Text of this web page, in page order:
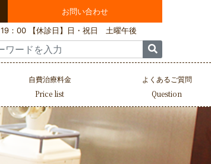
お問い合わせ
：00 【休診日】日・祝日 土曜午後
自費治療料金
Price list
よくあるご質問
Question